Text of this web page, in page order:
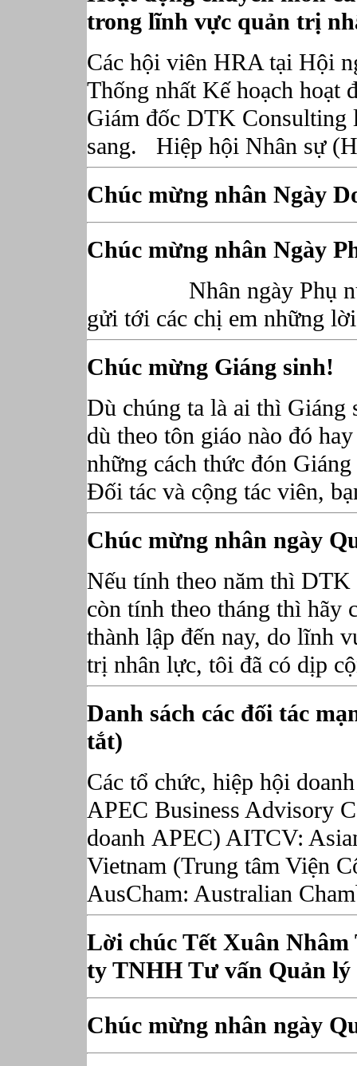
trong lĩnh vực quản trị
Các hội viên HRA tại Hội
Thống nhất Kế hoạch hoạt
Giám đốc DTK Consulting
sang. Hiệp hội Nhân sự
Chúc mừng nhân Ngày
Chúc mừng nhân Ngày
Nhân ngày Phụ nữ
gửi tới các chị em những
Chúc mừng Giáng sinh!
Dù chúng ta là ai thì Giáng
dù theo tôn giáo nào đó
những cách thức đón
Đối tác và cộng tác viên,
Chúc mừng nhân ngày
Nếu tính theo năm thì DTK
còn tính theo tháng thì hãy
thành lập đến nay, do lĩnh
trị nhân lực, tôi đã có dịp
Danh sách các đối tác
tắt)
Các tổ chức, hiệp hội
APEC Business Advisory
doanh APEC) AITCV:
Vietnam (Trung tâm Viện
AusCham: Australian
Lời chúc Tết Xuân Nhâm
ty TNHH Tư vấn Quản
Chúc mừng nhân ngày